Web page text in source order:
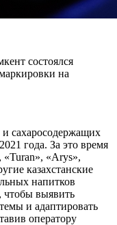
состоялся
на
сахаросодержащих
года. За это время
«Turan», «Arys»,
казахстанские
напитков
чтобы выявить
и адаптировать
оператору